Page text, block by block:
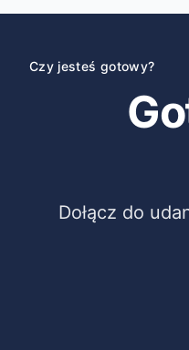
Czy jesteś gotowy?
Dołącz do